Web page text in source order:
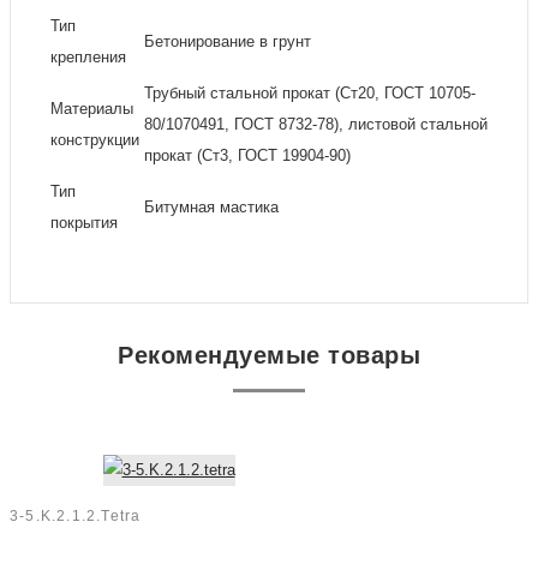
Тип
крепления
Бетонирование в грунт
Материалы
конструкции
Трубный стальной прокат (Ст20, ГОСТ 10705-
80/1070491, ГОСТ 8732-78), листовой стальной
прокат (Ст3, ГОСТ 19904-90)
Тип
покрытия
Битумная мастика
Рекомендуемые товары
3-5.K.2.1.2.tetra